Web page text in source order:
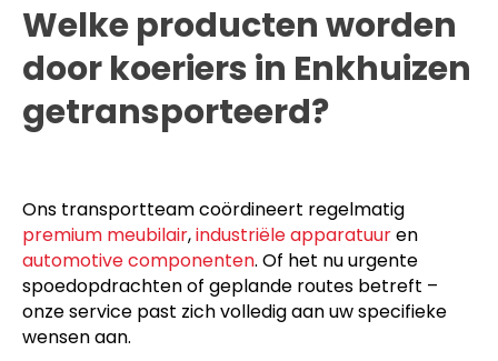
Welke producten worden
door koeriers in Enkhuizen
getransporteerd?
Ons transportteam coördineert regelmatig
premium meubilair,industriële apparatuuren
automotive componenten. Of het nu urgente
spoedopdrachten of geplande routes betreft –
onze service past zich volledig aan uw specifieke
wensen aan.